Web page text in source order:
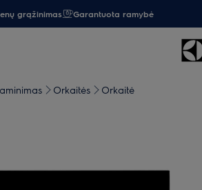
grąžinimas Garantuota ramybė
Orkaitės Orkaitė